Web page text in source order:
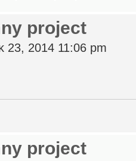
project
23, 2014 11:06 pm
project